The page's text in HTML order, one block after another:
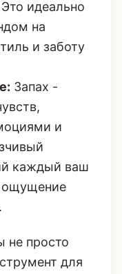
идеально
на
и заботу
Запах -
и
каждый ваш
ощущение
не просто
для